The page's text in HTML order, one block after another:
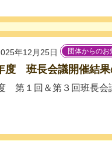
年12月25日 団体からのお
度 班長会議開催結果
第１回＆第３回班長会